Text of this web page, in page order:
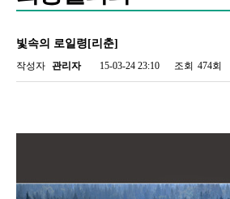
빛속의 로일령[리춘]
작성자 관리자 15-03-24 23:10 조회 474회